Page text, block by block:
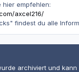
hier empfehlen:
axcel216/
findest du alle
archiviert und